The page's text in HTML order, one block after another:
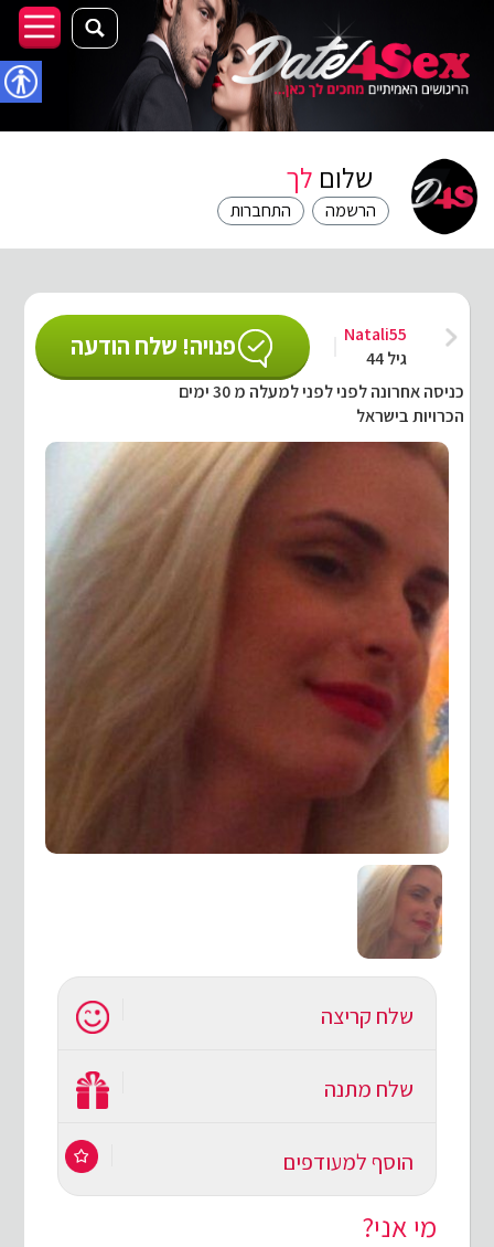
שלום לך
התחברות הרשמה
פנויה! שלח הודעה
Natali55
גיל 44
כניסה אחרונה לפני לפני למעלה מ 30 ימים
הכרויות בישראל
שלח קריצה
שלח מתנה
הוסף למעודפים
מי אני?